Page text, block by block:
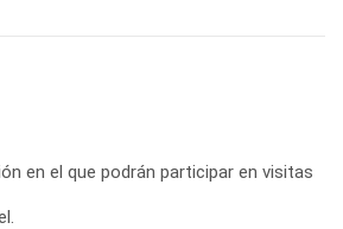
en el que podrán participar en visitas